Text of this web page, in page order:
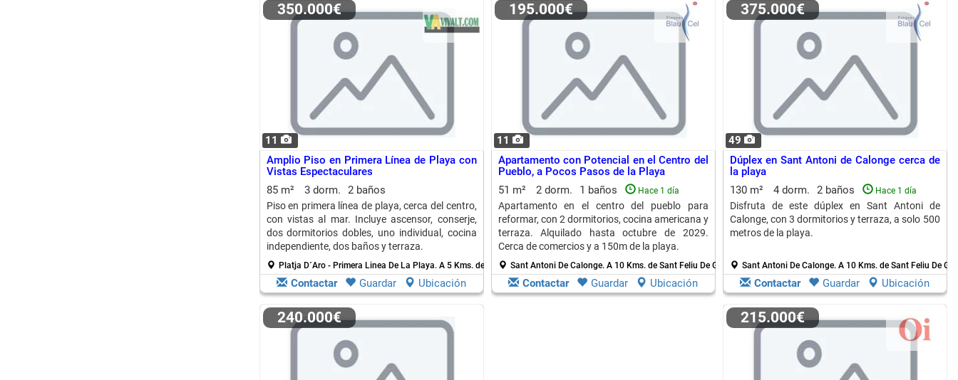
11
350.000€
Amplio Piso en Primera Línea de Playa con
Vistas Espectaculares
85 m²
3 dorm. 2 baños
Piso en primera línea de playa, cerca del centro,
con vistas al mar. Incluye ascensor, conserje,
dos dormitorios dobles, uno individual, cocina
independiente, dos baños y terraza.
Platja D´Aro - Primera Linea De La Playa. A 5 Kms. de Sant Feliu De Guixols
Contactar Guardar Ubicación
11
195.000€
Apartamento con Potencial en el Centro del
Pueblo, a Pocos Pasos de la Playa
51 m²
2 dorm. 1 baños Hace 1 día
Apartamento en el centro del pueblo para
reformar, con 2 dormitorios, cocina americana y
terraza. Alquilado hasta octubre de 2029.
Cerca de comercios y a 150m de la playa.
Sant Antoni De Calonge. A 10 Kms. de Sant Feliu De Guixols
Contactar Guardar Ubicación
49
375.000€
Dúplex en Sant Antoni de Calonge cerca de
la playa
130 m²
4 dorm. 2 baños Hace 1 día
Disfruta de este dúplex en Sant Antoni de
Calonge, con 3 dormitorios y terraza, a solo 500
metros de la playa.
Sant Antoni De Calonge. A 10 Kms. de Sant Feliu De
Contactar Guardar Ubicación
240.000€ 215.000€